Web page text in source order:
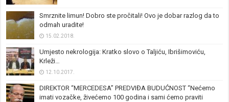
Smrznite limun! Dobro ste pročitali! Ovo je dobar razlog da to
odmah uradite!
15.02.2018.
Umjesto nekrologija: Kratko slovo o Taljiću, Ibrišimoviću,
Krleži…
12.10.2017.
DIREKTOR “MERCEDESA” PREDVIĐA BUDUĆNOST “Nećemo
imati vozačke, živećemo 100 godina i sami ćemo praviti